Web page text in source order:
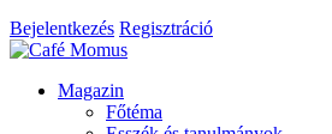
Bejelentkezés Regisztráció
Magazin
Főtéma